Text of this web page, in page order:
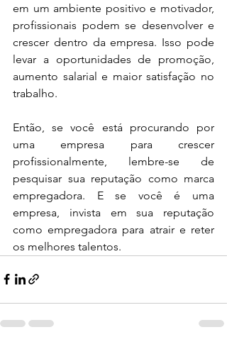
em um ambiente positivo e motivador,
profissionais podem se desenvolver e
crescer dentro da empresa. Isso pode
levar a oportunidades de promoção,
aumento salarial e maior satisfação no
trabalho.
Então, se você está procurando por
uma empresa para crescer
profissionalmente, lembre-se de
pesquisar sua reputação como marca
empregadora. E se você é uma
empresa, invista em sua reputação
como empregadora para atrair e reter
os melhores talentos.